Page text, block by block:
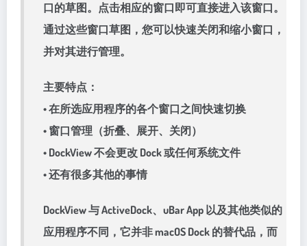
口的草图。点击相应的窗口即可直接进入该窗口。
通过这些窗口草图，您可以快速关闭和缩小窗口，
并对其进行管理。
主要特点：
• 在所选应用程序的各个窗口之间快速切换
• 窗口管理（折叠、展开、关闭）
• DockView 不会更改 Dock 或任何系统文件
• 还有很多其他的事情
DockView 与 ActiveDock、uBar App 以及其他类似的
应用程序不同，它并非 macOS Dock 的替代品，而